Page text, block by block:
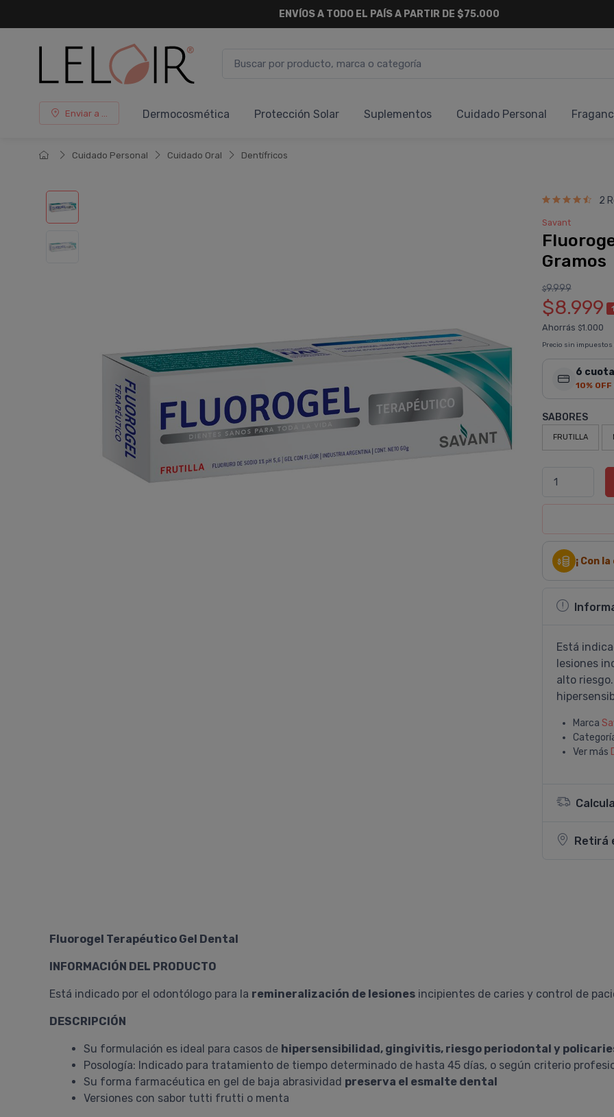
ENVÍOS A TODO EL PAÍS A PARTIR DE $75.000
Enviar a ... Dermocosmética Protección Solar Suplementos Cuidado Personal
Cuidado Personal Cuidado Oral Dentí­fricos
2
Savant
Gramos
$9.999
$8.999
Ahorrás $1.000
Precio sin
6
10% OFF
SABORES
FRUTILLA
¡ Con
Está
lesiones
alto
Marca
Ver más
Retirá
Fluorogel Terapéutico Gel Dental
INFORMACIÓN DEL PRODUCTO
Está indicado por el odontólogo para la remineralización de lesiones incipientes de caries y control de
DESCRIPCIÓN
Su formulación es ideal para casos de hipersensibilidad, gingivitis, riesgo periodontal y
Posología: Indicado para tratamiento de tiempo determinado de hasta 45 días, o según criterio
Su forma farmacéutica en gel de baja abrasividad preserva el esmalte dental
Versiones con sabor tutti frutti o menta